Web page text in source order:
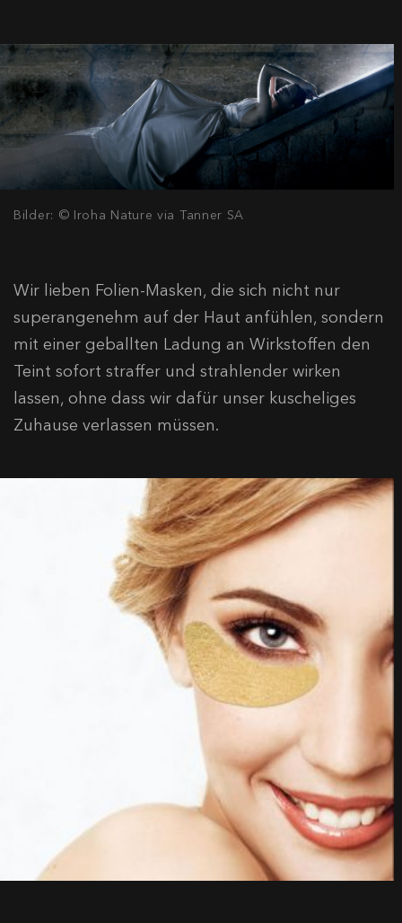
Bilder: © Iroha Nature via Tanner SA
Wir lieben Folien-Masken, die sich nicht nur
superangenehm auf der Haut anfühlen, sondern
mit einer geballten Ladung an Wirkstoffen den
Teint sofort straffer und strahlender wirken
lassen, ohne dass wir dafür unser kuscheliges
Zuhause verlassen müssen.